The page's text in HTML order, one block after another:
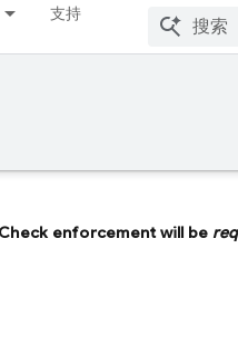
支持
enforcement will be